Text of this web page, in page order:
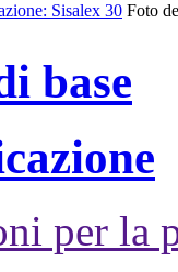
Sisalex 30 Foto
base
per la